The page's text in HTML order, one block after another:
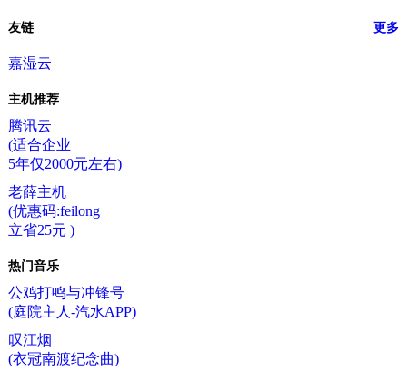
友链 更多
嘉湿云
主机推荐
腾讯云
(适合企业
5年仅2000元左右)
老薛主机
(优惠码:feilong
立省25元 )
热门音乐
公鸡打鸣与冲锋号
(庭院主人-汽水APP)
叹江烟
(衣冠南渡纪念曲)